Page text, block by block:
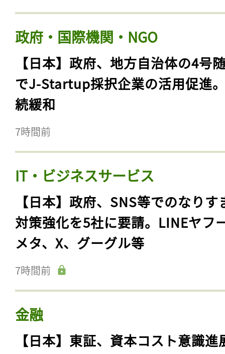
政府・国際機関・NGO
【日本】政府、地方自治体の4号
でJ-Startup採択企業の活用促進
続緩和
7時間前
IT・ビジネスサービス
【日本】政府、SNS等でのなりす
対策強化を5社に要請。LINEヤフ
メタ、X、グーグル等
7時間前
金融
【日本】東証、資本コスト意識進